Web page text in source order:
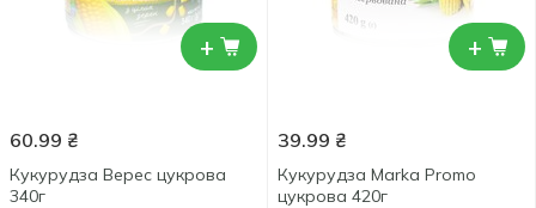
+
60.99 ₴
Кукурудза Верес цукрова
340г
+
39.99 ₴
Кукурудза Marka Promo
цукрова 420г